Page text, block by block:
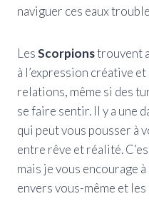
naviguer ces eaux
LesScorpionstrouvent
à l’expression créative
relations, même si des
se faire sentir. Il y a une
qui peut vous pousser à
entre rêve et réalité.
mais je vous encourage
envers vous-même et les